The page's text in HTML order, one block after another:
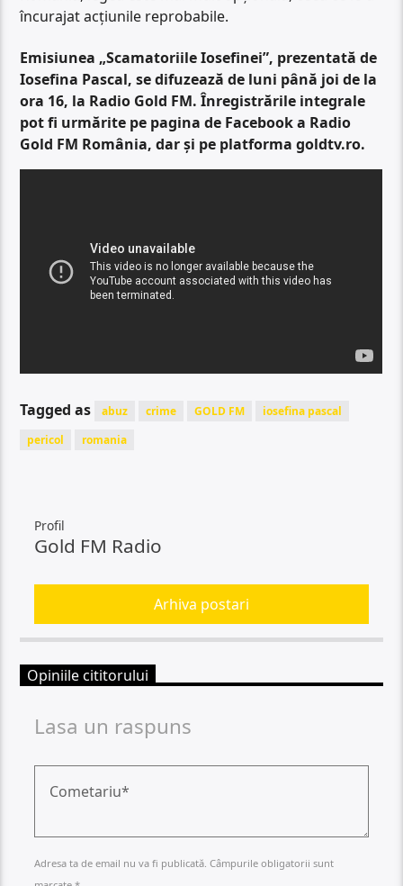
încurajat acțiunile reprobabile.
Emisiunea „Scamatoriile Iosefinei”, prezentată de
Iosefina Pascal, se difuzează de luni până joi de la
ora 16, la Radio Gold FM. Înregistrările integrale
pot fi urmărite pe pagina de Facebook a Radio
Gold FM România, dar și pe platforma goldtv.ro.
Tagged as abuz crime GOLD FM
iosefina pascal
pericol
romania
Profil
Gold FM Radio
Arhiva postari
Opiniile cititorului
Lasa un raspuns
Adresa ta de email nu va fi publicată. Câmpurile obligatorii sunt